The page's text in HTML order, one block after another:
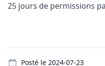
25 jours de permissions
Posté le 2024-07-23